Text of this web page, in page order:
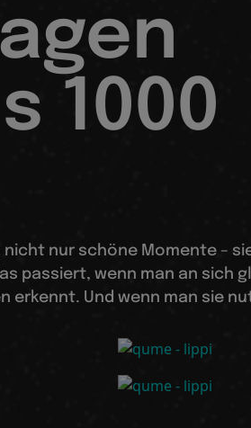
1000
nicht nur schöne Momente –
passiert, wenn man an sich
erkennt. Und wenn man sie